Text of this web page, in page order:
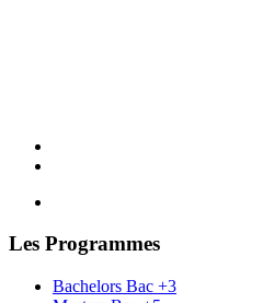
Les Programmes
Bachelors Bac +3